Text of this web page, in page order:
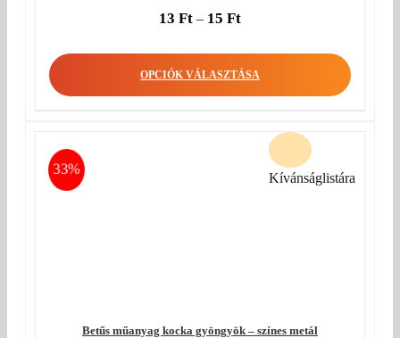
13 Ft – 15 Ft
OPCIÓK VÁLASZTÁSA
33%
Betűs műanyag kocka gyöngyök – színes metál
Kívánságlistára